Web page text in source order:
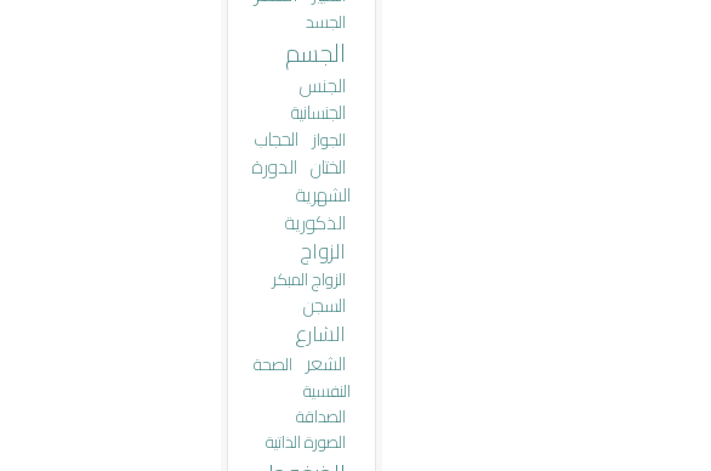
الجسد
الجسم
الجنس
الجنسانية
الجواز الحجاب
الختان الدورة
الشهرية
الذكورية
الزواج
الزواج المبكر
السجن
الشارع
الشعر الصحة
النفسية
الصداقة
الصورة الذاتية